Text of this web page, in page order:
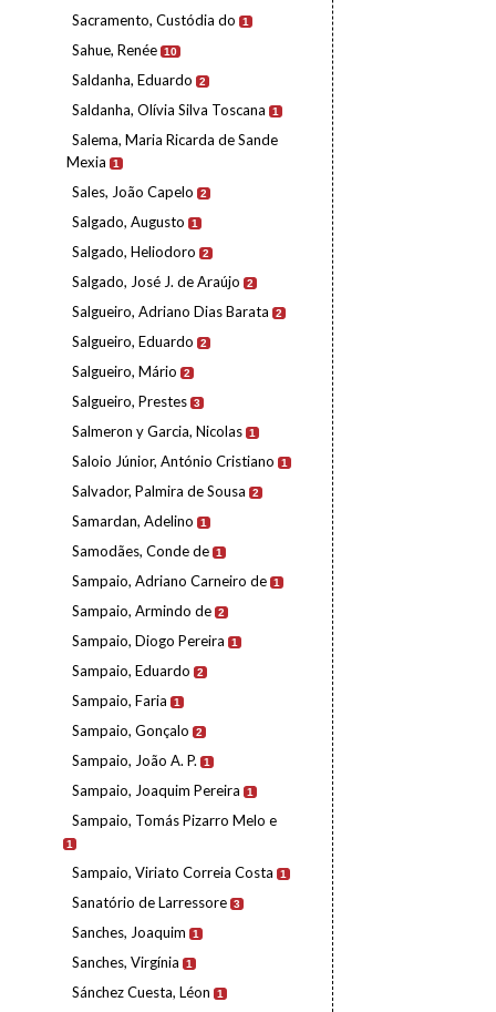
Sacramento, Custódia do 1
Sahue, Renée 10
Saldanha, Eduardo 2
Saldanha, Olívia Silva Toscana 1
Salema, Maria Ricarda de Sande
Mexia
1
Sales, João Capelo 2
Salgado, Augusto 1
Salgado, Heliodoro 2
Salgado, José J. de Araújo 2
Salgueiro, Adriano Dias Barata 2
Salgueiro, Eduardo 2
Salgueiro, Mário 2
Salgueiro, Prestes 3
Salmeron y Garcia, Nicolas 1
Saloio Júnior, António Cristiano 1
Salvador, Palmira de Sousa 2
Samardan, Adelino 1
Samodães, Conde de 1
Sampaio, Adriano Carneiro de 1
Sampaio, Armindo de 2
Sampaio, Diogo Pereira 1
Sampaio, Eduardo 2
Sampaio, Faria 1
Sampaio, Gonçalo 2
Sampaio, João A. P. 1
Sampaio, Joaquim Pereira 1
Sampaio, Tomás Pizarro Melo e
1
Sampaio, Viriato Correia Costa 1
Sanatório de Larressore 3
Sanches, Joaquim 1
Sanches, Virgínia 1
Sánchez Cuesta, Léon 1